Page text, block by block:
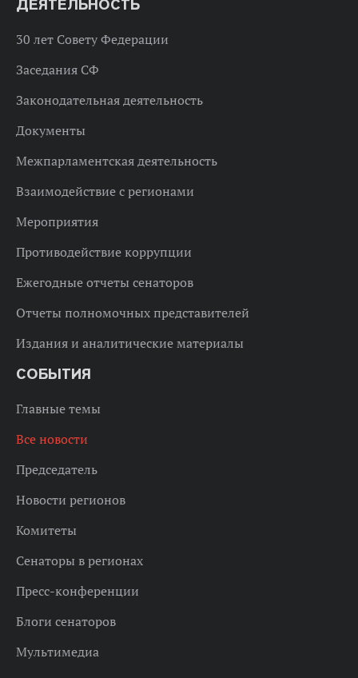
ДЕЯТЕЛЬНОСТЬ
30 лет Совету Федерации
Заседания СФ
Законодательная деятельность
Документы
Межпарламентская деятельность
Взаимодействие с регионами
Мероприятия
Противодействие коррупции
Ежегодные отчеты сенаторов
Отчеты полномочных представителей
Издания и аналитические материалы
СОБЫТИЯ
Главные темы
Все новости
Председатель
Новости регионов
Комитеты
Сенаторы в регионах
Пресс-конференции
Блоги сенаторов
Мультимедиа